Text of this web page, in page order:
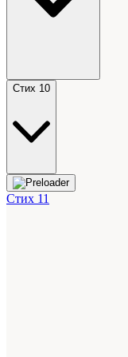
Стих 10
Стих 11